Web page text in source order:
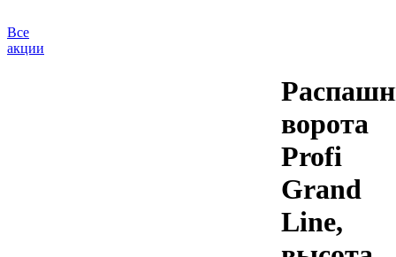
Все
акции
ворота
Profi
Grand
Line,